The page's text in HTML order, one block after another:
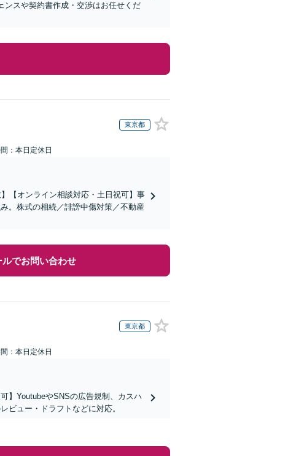
ンスや契約書作成・交渉はお任せくだ
東京都
：本日定休日
【オンライン相談対応・土日祝可】事
。株式の相続／誹謗中傷対策／不動産
ルでお問い合わせ
東京都
：本日定休日
】YoutubeやSNSの広告規制、カスハ
ビュー・ドラフトなどに対応。